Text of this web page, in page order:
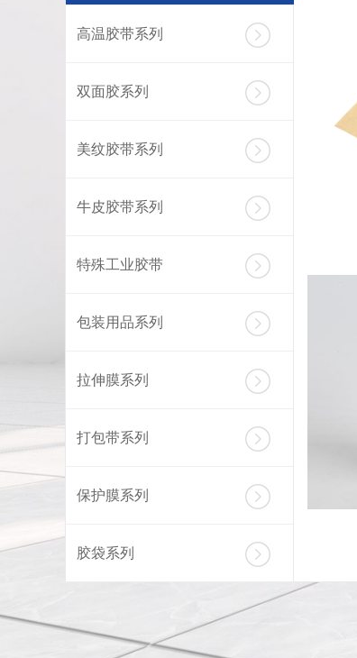
高温胶带系列
双面胶系列
美纹胶带系列
牛皮胶带系列
特殊工业胶带
包装用品系列
拉伸膜系列
打包带系列
保护膜系列
胶袋系列